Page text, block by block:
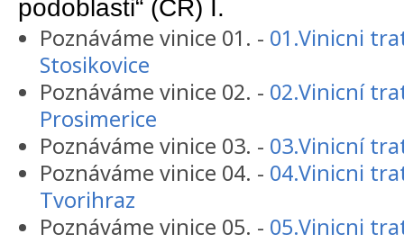
podoblasti“ (CR) I.
Poznáváme vinice 01. - 01.Vinicni
Stosikovice
Poznáváme vinice 02. - 02.Vinicní
Prosimerice
Poznáváme vinice 03. - 03.Vinicní
Poznáváme vinice 04. - 04.Vinicni
Tvorihraz
Poznáváme vinice 05. - 05.Vinicni